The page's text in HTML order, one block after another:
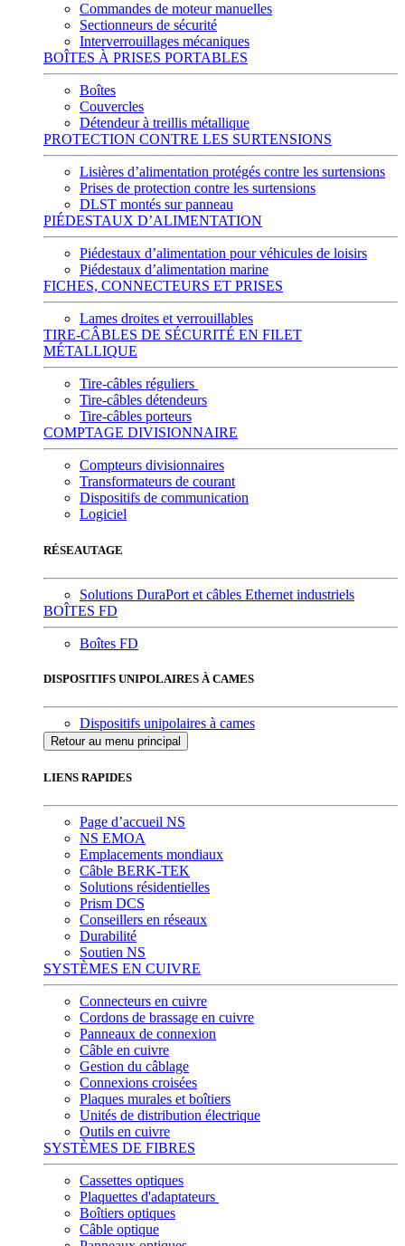
Commandes de moteur manuelles
Sectionneurs de sécurité
Interverrouillages mécaniques
BOÎTES À PRISES PORTABLES
Boîtes
Couvercles
Détendeur à treillis métallique
PROTECTION CONTRE LES SURTENSIONS
Lisières d’alimentation protégés contre les surtensions
Prises de protection contre les surtensions
DLST montés sur panneau
PIÉDESTAUX D’ALIMENTATION
Piédestaux d’alimentation pour véhicules de loisirs
Piédestaux d’alimentation marine
FICHES, CONNECTEURS ET PRISES
Lames droites et verrouillables
TIRE-CÂBLES DE SÉCURITÉ EN FILET
MÉTALLIQUE
Tire-câbles réguliers
Tire-câbles détendeurs
Tire-câbles porteurs
COMPTAGE DIVISIONNAIRE
Compteurs divisionnaires
Transformateurs de courant
Dispositifs de communication
Logiciel
RÉSEAUTAGE
Solutions DuraPort et câbles Ethernet industriels
BOÎTES FD
Boîtes FD
DISPOSITIFS UNIPOLAIRES À CAMES
Dispositifs unipolaires à cames
Retour au menu principal
LIENS RAPIDES
Page d’accueil NS
NS EMOA
Emplacements mondiaux
Câble BERK-TEK
Solutions résidentielles
Prism DCS
Conseillers en réseaux
Durabilité
Soutien NS
SYSTÈMES EN CUIVRE
Connecteurs en cuivre
Cordons de brassage en cuivre
Panneaux de connexion
Câble en cuivre
Gestion du câblage
Connexions croisées
Plaques murales et boîtiers
Unités de distribution électrique
Outils en cuivre
SYSTÈMES DE FIBRES
Cassettes optiques
Plaquettes d'adaptateurs
Boîtiers optiques
Câble optique